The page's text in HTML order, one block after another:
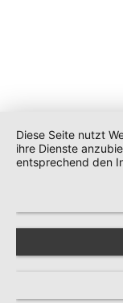
Diese Seite nutzt
ihre Dienste
entsprechend den